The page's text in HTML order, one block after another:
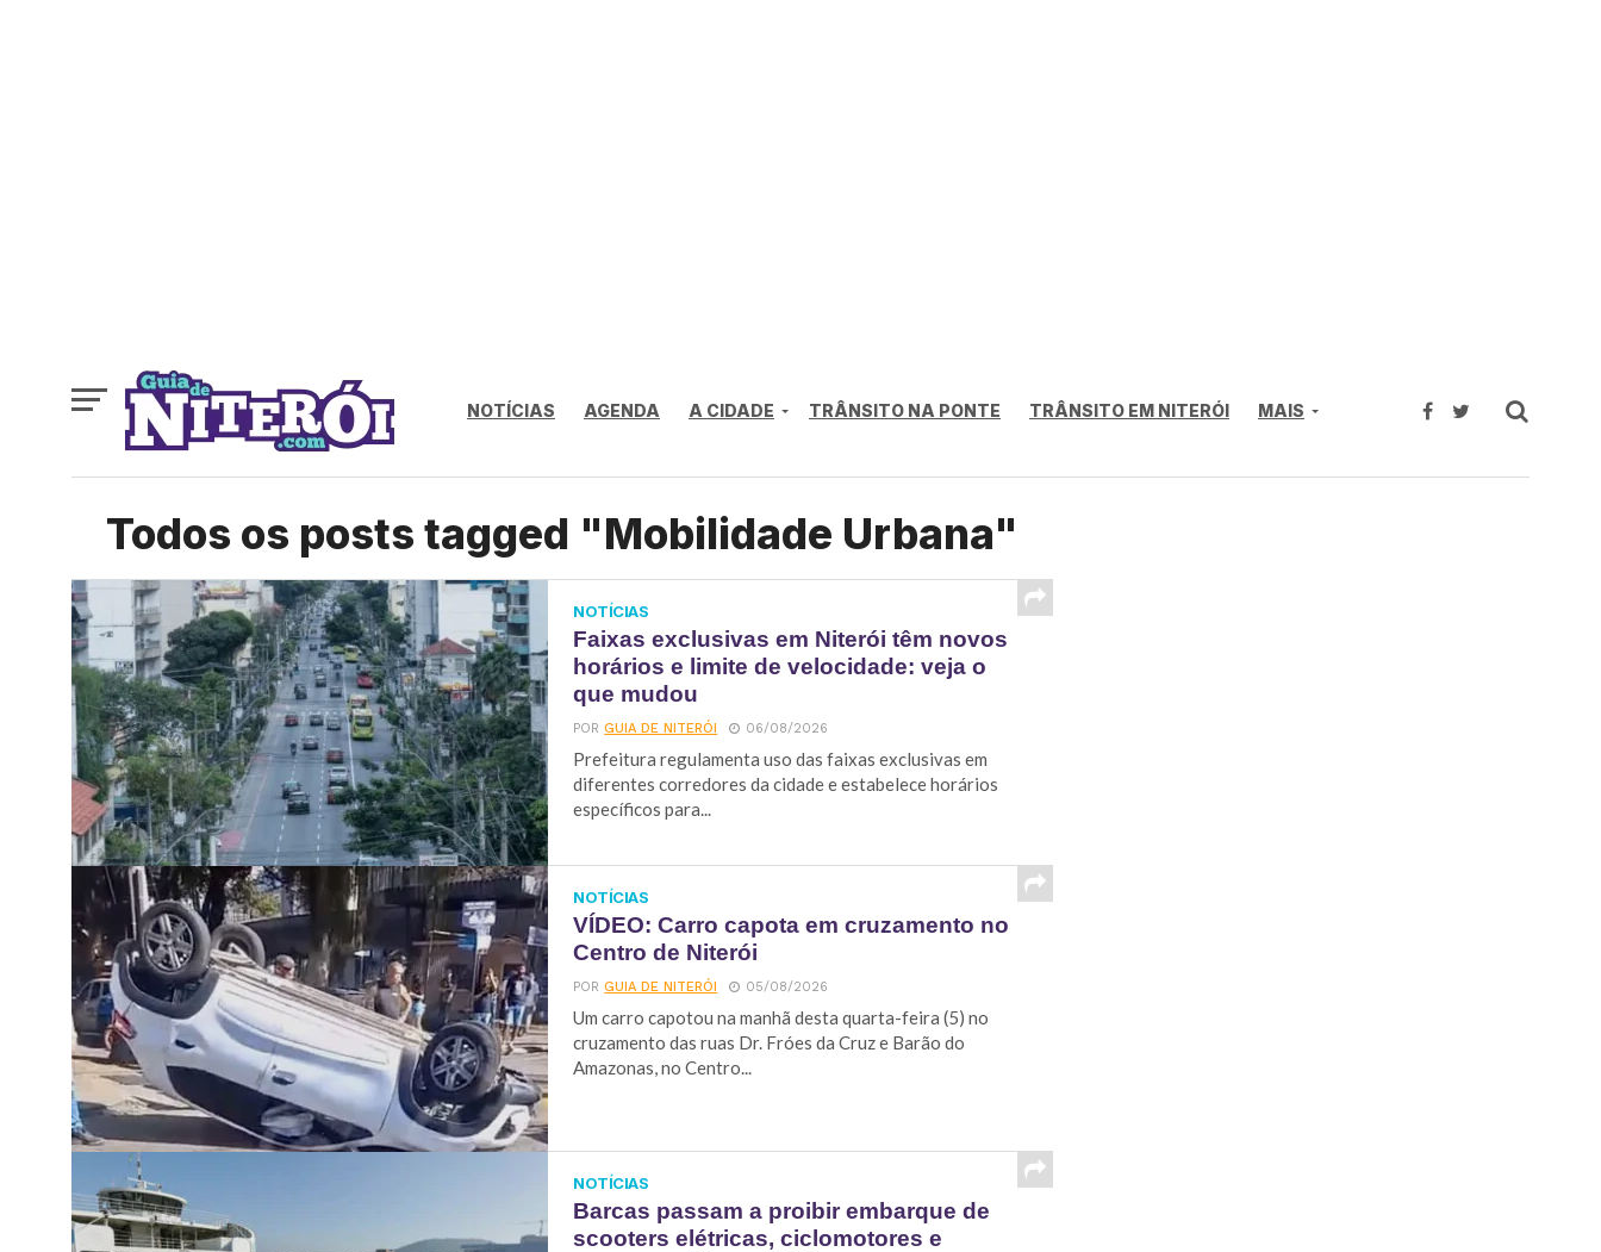
NOTÍCIAS AGENDA A CIDADE TRÂNSITO NA PONTE TRÂNSITO EM NITERÓI MAIS
Todos os posts tagged "Mobilidade Urbana"
NOTÍCIAS
Faixas exclusivas em Niterói têm novos
horários e limite de velocidade: veja o
que mudou
PORGUIA DE NITERÓI 06/08/2026
Prefeitura regulamenta uso das faixas exclusivas em
diferentes corredores da cidade e estabelece horários
específicos para...
NOTÍCIAS
VÍDEO: Carro capota em cruzamento no
Centro de Niterói
PORGUIA DE NITERÓI 05/08/2026
Um carro capotou na manhã desta quarta-feira (5) no
cruzamento das ruas Dr. Fróes da Cruz e Barão do
Amazonas, no Centro...
NOTÍCIAS
Barcas passam a proibir embarque de
scooters elétricas, ciclomotores e